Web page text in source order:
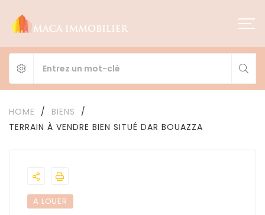
HOME / BIENS
/
TERRAIN À VENDRE BIEN SITUÉ DAR BOUAZZA
A LOUER